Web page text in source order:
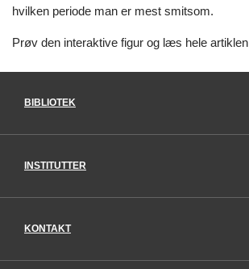
hvilken periode man er mest smitsom.
Prøv den interaktive figur og læs hele artiklen
BIBLIOTEK
INSTITUTTER
KONTAKT